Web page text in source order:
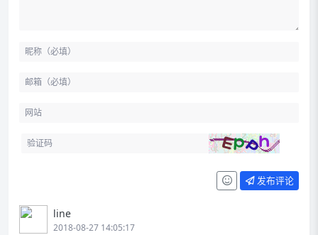
发布评论
line
2018-08-27 14:05:17